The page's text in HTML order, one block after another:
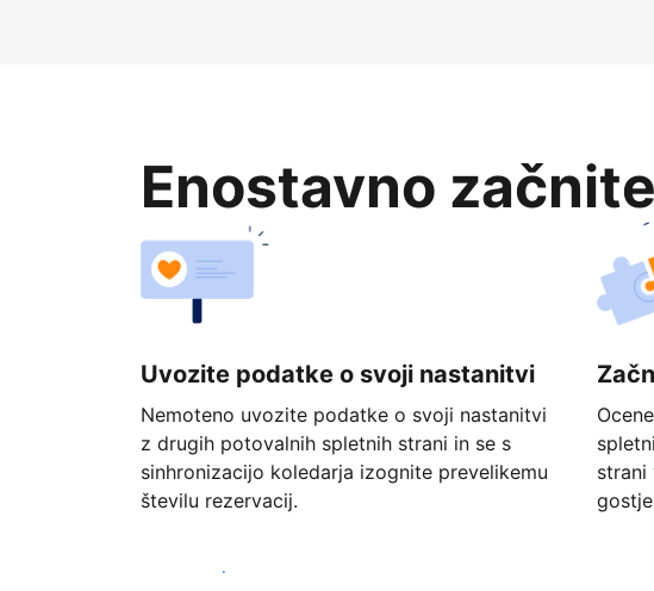
Enostavno
Uvozite podatke o svoji nastanitvi
Nemoteno uvozite podatke o svoji nastanitvi
z drugih potovalnih spletnih strani in se s
sinhronizacijo koledarja izognite prevelikemu
številu rezervacij.
strani
Začnite danes